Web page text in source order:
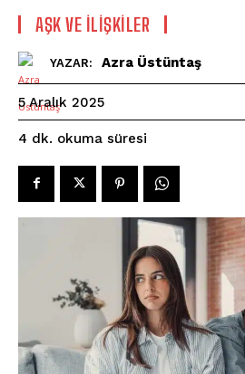
AŞK VE İLIŞKILER
YAZAR: Azra Üstüntaş
5 Aralık 2025
4 dk. okuma süresi